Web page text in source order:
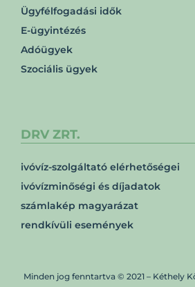
Ügyfélfogadási idők
E-ügyintézés
Adóügyek
Szociális ügyek
DRV ZRT.
ivóvíz-szolgáltató elérhetőségei
ivóvízminőségi és díjadatok
számlakép magyarázat
rendkívüli események
Minden jog fenntartva © 2021 – Kéthely